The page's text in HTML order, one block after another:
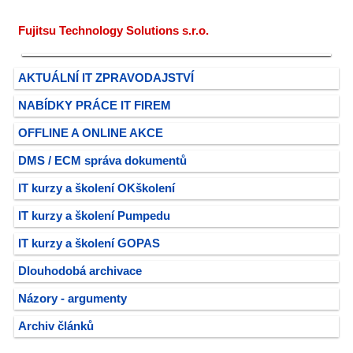
Fujitsu Technology Solutions s.r.o.
AKTUÁLNÍ IT ZPRAVODAJSTVÍ
NABÍDKY PRÁCE IT FIREM
OFFLINE A ONLINE AKCE
DMS / ECM správa dokumentů
IT kurzy a školení OKškolení
IT kurzy a školení Pumpedu
IT kurzy a školení GOPAS
Dlouhodobá archivace
Názory - argumenty
Archiv článků